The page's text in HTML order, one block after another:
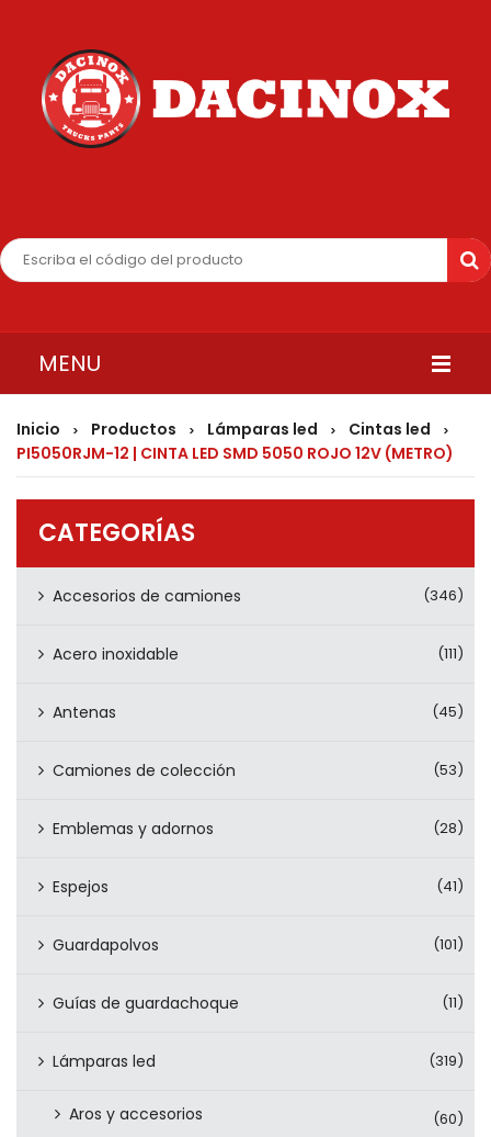
MENU
INICIO
QUIENES SOMOS
Inicio > Productos > Lámparas led > Cintas led >
PI5050RJM-12 | CINTA LED SMD 5050 ROJO 12V (METRO)
CATEGORÍAS
Accesorios de camiones (346)
Acero inoxidable (111)
Antenas (45)
Camiones de colección (53)
Emblemas y adornos (28)
Espejos (41)
Guardapolvos (101)
Guías de guardachoque (11)
Lámparas led (319)
Aros y accesorios (60)